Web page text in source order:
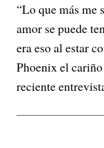
“Lo que más me
amor se puede
era eso al estar
Phoenix el
reciente